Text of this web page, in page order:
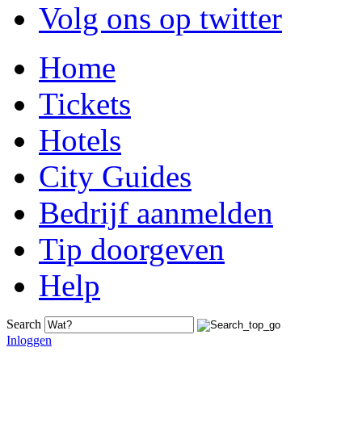
Volg ons op twitter
Home
Tickets
Hotels
City Guides
Bedrijf aanmelden
Tip doorgeven
Help
Search
Inloggen